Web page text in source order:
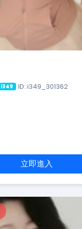
i349 ID: i349_301362
立即進入